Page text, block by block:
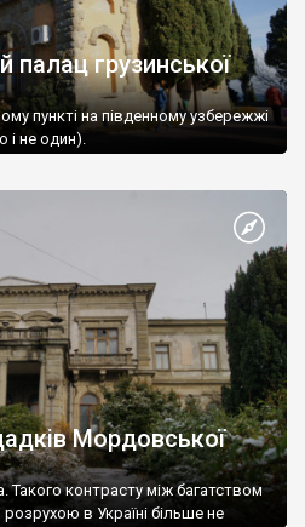
палац грузинської
пункті на південному узбережжі
і не один).
Мордовської
Такого контрасту між багатством
в Україні більше не